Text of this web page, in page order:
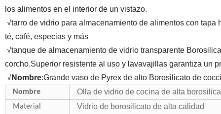
los alimentos en el interior de un vistazo.
√tarro de vidrio para almacenamiento de alimentos con
té, café, especias y más
√tanque de almacenamiento de vidrio transparente
corcho.Superior resistente al uso y lavavajillas garantiza un
√Nombre:Grande vaso de Pyrex de alto Borosilicato de
Nombre Olla de vidrio de cocina de alta
Material Vidrio de borosilicato de alta calidad